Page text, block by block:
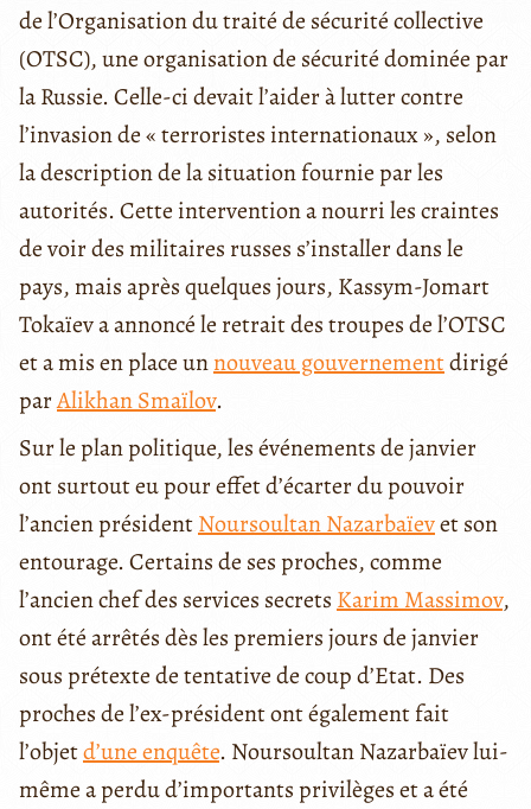
de l’Organisation du traité de sécurité collective
(OTSC), une organisation de sécurité dominée par
la Russie. Celle-ci devait l’aider à lutter contre
l’invasion de « terroristes internationaux », selon
la description de la situation fournie par les
autorités. Cette intervention a nourri les craintes
de voir des militaires russes s’installer dans le
pays, mais après quelques jours, Kassym-Jomart
Tokaïev a annoncé le retrait des troupes de l’OTSC
et a mis en place unnouveau gouvernementdirigé
parAlikhan Smaïlov.
Sur le plan politique, les événements de janvier
ont surtout eu pour effet d’écarter du pouvoir
l’ancien présidentNoursoultan Nazarbaïevet son
entourage. Certains de ses proches, comme
l’ancien chef des services secrets Karim Massimov,
ont été arrêtés dès les premiers jours de janvier
sous prétexte de tentative de coup d’Etat. Des
proches de l’ex-président ont également fait
l’objetd’une enquête. Noursoultan Nazarbaïev lui-
même a perdu d’importants privilèges et a été